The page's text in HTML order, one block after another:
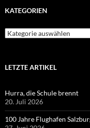
KATEGORIEN
Kategorien
LETZTE ARTIKEL
Hurra, die Schule brennt
20. Juli 2026
100 Jahre Flughafen